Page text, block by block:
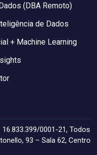
(DBA Remoto)
de Dados
+ Machine Learning
0001-21, Todos
93 – Sala 62, Centro